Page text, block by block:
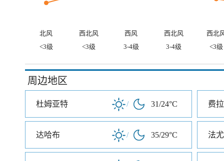
北风 西北风 西风 西北风
西北
<3级
<3级 3-4级 3-4级 <3级
周边地区
杜姆亚特 / 31/24°C 费
达哈布 / 35/29°C 法